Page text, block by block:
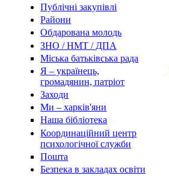
Публічні закупівлі
Райони
Обдарована молодь
ЗНО / НМТ / ДПА
Міська батьківська рада
Я – українець,
громадянин, патріот
Заходи
Ми – харків'яни
Наша бібліотека
Координаційний центр
психологічної служби
Пошта
Безпека в закладах освіти